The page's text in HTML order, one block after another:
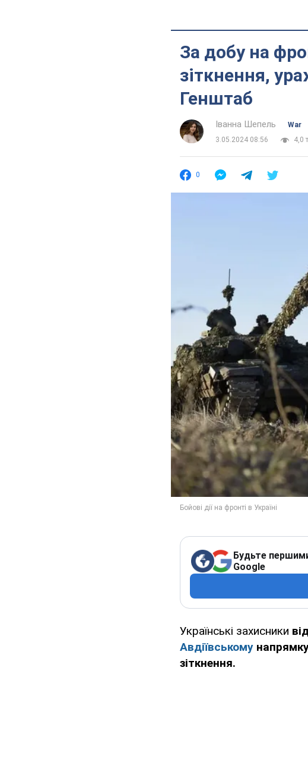
За добу на
зіткнення,
Генштаб
Іванна Шепель
War
3.05.2024 08:56
4,0
0
Будьте
Google
Українські захисники
Авдіївському
зіткнення.